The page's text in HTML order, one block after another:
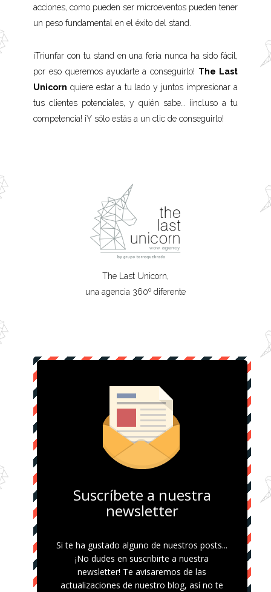
acciones, como pueden ser microeventos pueden tener
un peso fundamental en el éxito del stand.
¡Triunfar con tu stand en una feria nunca ha sido fácil,
por eso queremos ayudarte a conseguirlo! The Last
Unicorn quiere estar a tu lado y juntos impresionar a
tus clientes potenciales, y quién sabe… ¡incluso a tu
competencia! ¡Y sólo estás a un clic de conseguirlo!
The Last Unicorn,
una agencia 360º diferente
Suscríbete a nuestra
newsletter
Si te ha gustado alguno de nuestros posts...
¡No dudes en suscribirte a nuestra
newsletter! Te avisaremos de las
actualizaciones de nuestro blog, así no te